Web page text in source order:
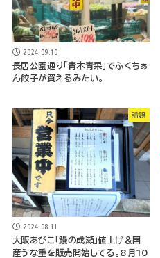
2024.09.10
長居公園通り「青木青果」でふくちぁ
ん餃子が買えるみたい。
話題
2024.08.11
大阪あびこ「鰻の成瀬」値上げ＆国
産うな重を販売開始してる。8月10